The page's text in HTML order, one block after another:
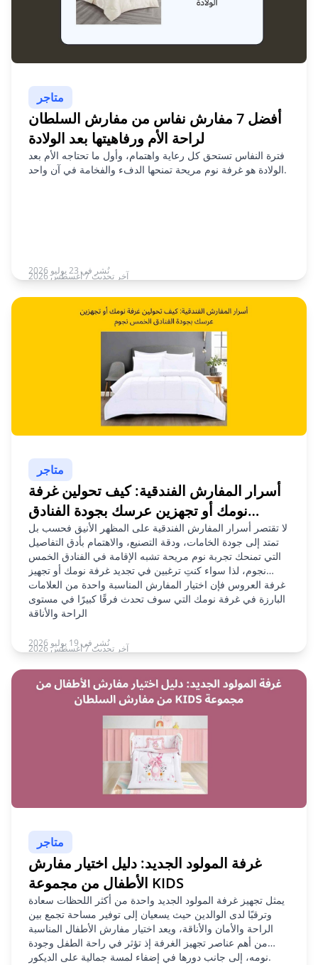
متاجر
أفضل 7 مفارش نفاس من مفارش السلطان
لراحة الأم ورفاهيتها بعد الولادة
فترة النفاس تستحق كل رعاية واهتمام، وأول ما تحتاجه الأم بعد
الولادة هو غرفة نوم مريحة تمنحها الدفء والفخامة في آن واحد.
نُشر في 23 يوليو 2026
آخر تحديث 7 أغسطس 2026
متاجر
أسرار المفارش الفندقية: كيف تحولين غرفة
نومك أو تجهزين عرسك بجودة الفنادق
الخمس نجوم
لا تقتصر أسرار المفارش الفندقية على المظهر الأنيق فحسب بل
تمتد إلى جودة الخامات، ودقة التصنيع، والاهتمام بأدق التفاصيل
التي تمنحك تجربة نوم مريحة تشبه الإقامة في الفنادق الخمس
نجوم، لذا سواء كنتِ ترغبين في تجديد غرفة نومك أو تجهيز
غرفة العروس فإن اختيار المفارش المناسبة واحدة من العلامات
البارزة في غرفة نومك التي سوف تحدث فرقًا كبيرًا في مستوى
الراحة والأناقة
نُشر في 19 يوليو 2026
آخر تحديث 7 أغسطس 2026
متاجر
غرفة المولود الجديد: دليل اختيار مفارش
الأطفال من مجموعة KIDS
يمثل تجهيز غرفة المولود الجديد واحدة من أكثر اللحظات سعادة
وترقبًا لدى الوالدين حيث يسعيان إلى توفير مساحة تجمع بين
الراحة والأمان والأناقة، ويعد اختيار مفارش الأطفال المناسبة
من أهم عناصر تجهيز الغرفة إذ تؤثر في راحة الطفل وجودة
نومه، إلى جانب دورها في إضفاء لمسة جمالية على الديكور.